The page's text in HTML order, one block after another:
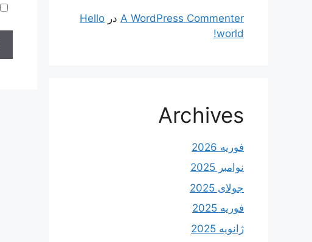
A WordPress Commenter در Hello
world!
Archives
فوریه 2026
نوامبر 2025
جولای 2025
فوریه 2025
ژانویه 2025